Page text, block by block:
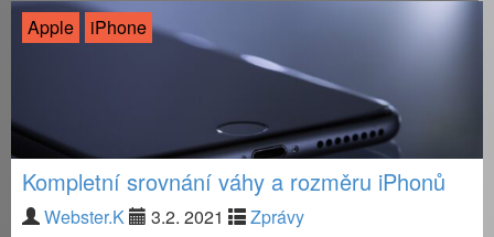
Apple iPhone
Kompletní srovnání váhy a rozměru iPhonů
Webster.K 3.2. 2021
Zprávy